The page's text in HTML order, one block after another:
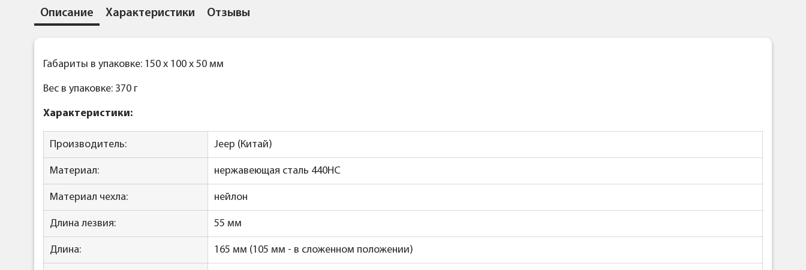
Описание Характеристики Отзывы
Габариты в упаковке: 150 x 100 x 50 мм
Вес в упаковке: 370 г
Характеристики:
Производитель: Jeep (Китай)
Материал: нержавеющая сталь 440HC
Материал чехла: нейлон
Длина лезвия: 55 мм
Длина: 165 мм (105 мм - в сложенном положении)